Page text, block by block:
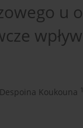
u
Despoina Koukouna 1